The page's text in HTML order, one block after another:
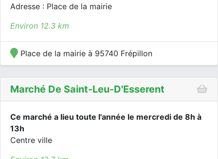
Adresse : Place de la mairie
Environ 12.3 km
Place de la mairie à 95740 Frépillon
Marché De Saint-Leu-D'Esserent
Ce marché a lieu toute l'année le mercredi de 8h à
13h
Centre ville